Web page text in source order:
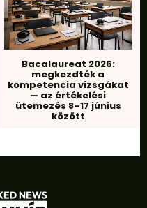
Bacalaureat 2026:
megkezdték a
kompetencia vizsgákat
— az értékelési
ütemezés 8–17 június
között